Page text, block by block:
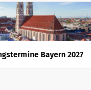
Bayern 2027